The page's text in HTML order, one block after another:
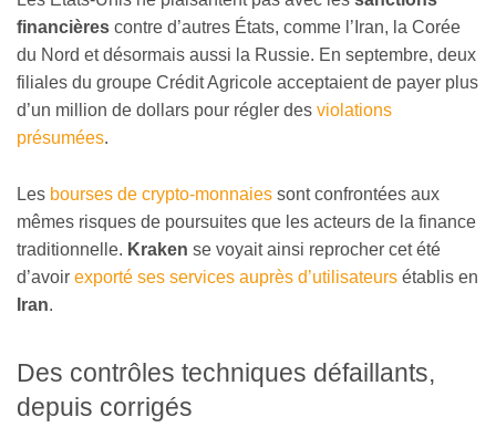
financières contre d’autres États, comme l’Iran, la Corée
du Nord et désormais aussi la Russie. En septembre, deux
filiales du groupe Crédit Agricole acceptaient de payer plus
d’un million de dollars pour régler des violations
présumées.
Les bourses de crypto-monnaies sont confrontées aux
mêmes risques de poursuites que les acteurs de la finance
traditionnelle. Kraken se voyait ainsi reprocher cet été
d’avoir exporté ses services auprès d’utilisateurs établis en
Iran.
Des contrôles techniques défaillants,
depuis corrigés